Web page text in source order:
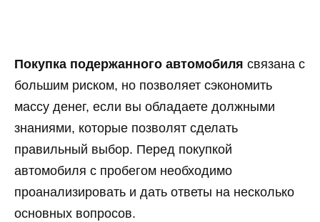
Покупка подержанного автомобиля связана с
большим риском, но позволяет сэкономить
массу денег, если вы обладаете должными
знаниями, которые позволят сделать
правильный выбор. Перед покупкой
автомобиля с пробегом необходимо
проанализировать и дать ответы на несколько
основных вопросов.